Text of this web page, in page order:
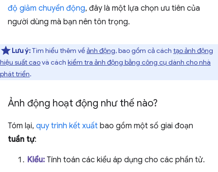
độ giảm chuyển động, đây là một lựa chọn ưu tiên của
người dùng mà bạn nên tôn trọng.
Lưu ý:Tìm hiểu thêm vềảnh động, bao gồm cả cách tạo ảnh động
hiệu suất caovà cách kiểm tra ảnh động bằng công cụ dành cho nhà
phát triển.
Ảnh động hoạt động như thế nào?
Tóm lại, quy trình kết xuất bao gồm một số giai đoạn
tuần tự:
Kiểu: Tính toán các kiểu áp dụng cho các phần tử.